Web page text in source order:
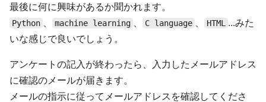
最後に何に興味があるか聞かれます。
Python 、 machine learning 、 C language 、 HTML
...みた
いな感じで良いでしょう。
アンケートの記入が終わったら、入力したメールアドレス
に確認のメールが届きます。
メールの指示に従ってメールアドレスを確認してくださ